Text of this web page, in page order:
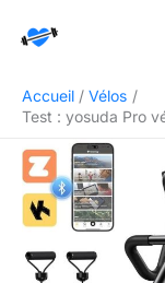
Accueil
Vélos
Test : yosuda Pro